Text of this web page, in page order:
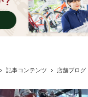
記事コンテンツ 店舗ブログ